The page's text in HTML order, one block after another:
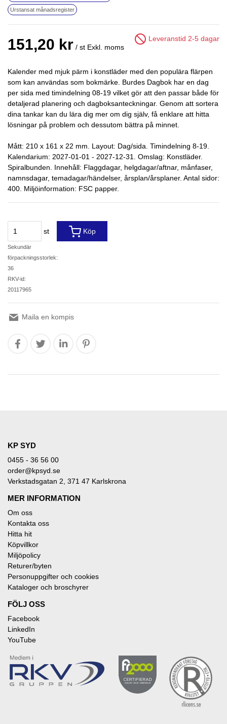
Urstansat månadsregister
151,20 kr / st Exkl. moms
Leveranstid 2-5 dagar
Kalender med mjuk pärm i konstläder med den populära flärpen
som kan användas som bokmärke. Burdes Dagbok har en dag
per sida med timindelning 08-19 vilket gör att den passar både för
detaljerad planering och dagboksanteckningar. Genom att sortera
dina tankar kan du lära dig mer om dig själv, få enklare att hitta
lösningar på problem och dessutom bättra på minnet.
Mått: 210 x 161 x 22 mm. Layout: Dag/sida. Timindelning 8-19.
Kalendarium: 2027-01-01 - 2027-12-31. Omslag: Konstläder.
Spiralbunden. Innehåll: Flaggdagar, helgdagar/aftnar, månfaser,
namnsdagar, temadagar/händelser, årsplan/årsplaner. Antal sidor:
400. Miljöinformation: FSC papper.
st
Sekundär
förpackningsstorlek:
36
RKV-id:
20117965
Köp
Maila en kompis
KP SYD
0455 - 36 56 00
order@kpsyd.se
Verkstadsgatan 2, 371 47 Karlskrona
MER INFORMATION
Om oss
Kontakta oss
Hitta hit
Köpvillkor
Miljöpolicy
Returer/byten
Personuppgifter och cookies
Kataloger och broschyrer
FÖLJ OSS
Facebook
LinkedIn
YouTube